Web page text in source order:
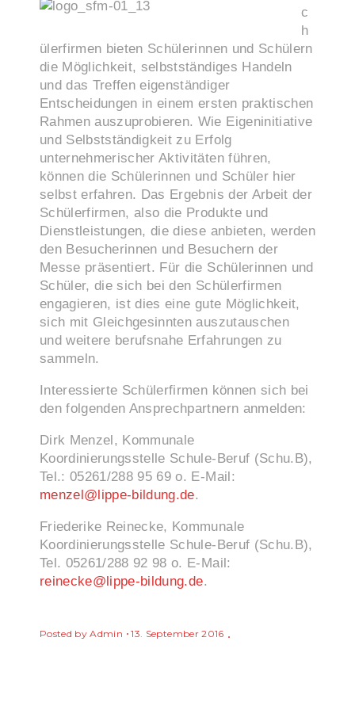
c
h
ülerfirmen bieten Schülerinnen und Schülern
die Möglichkeit, selbstständiges Handeln
und das Treffen eigenständiger
Entscheidungen in einem ersten praktischen
Rahmen auszuprobieren. Wie Eigeninitiative
und Selbstständigkeit zu Erfolg
unternehmerischer Aktivitäten führen,
können die Schülerinnen und Schüler hier
selbst erfahren. Das Ergebnis der Arbeit der
Schülerfirmen, also die Produkte und
Dienstleistungen, die diese anbieten, werden
den Besucherinnen und Besuchern der
Messe präsentiert. Für die Schülerinnen und
Schüler, die sich bei den Schülerfirmen
engagieren, ist dies eine gute Möglichkeit,
sich mit Gleichgesinnten auszutauschen
und weitere berufsnahe Erfahrungen zu
sammeln.
Interessierte Schülerfirmen können sich bei
den folgenden Ansprechpartnern anmelden:
Dirk Menzel, Kommunale
Koordinierungsstelle Schule-Beruf (Schu.B),
Tel.: 05261/288 95 69 o. E-Mail:
menzel@lippe-bildung.de.
Friederike Reinecke, Kommunale
Koordinierungsstelle Schule-Beruf (Schu.B),
Tel. 05261/288 92 98 o. E-Mail:
reinecke@lippe-bildung.de.
Posted byAdmin 13. September 2016